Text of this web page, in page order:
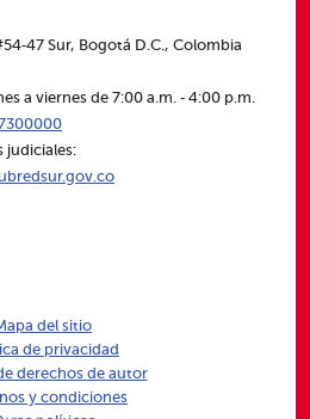
Sur, Bogotá D.C., Colombia
a viernes de 7:00 a.m. ‑ 4:00 p.m.
judiciales:
del sitio
de privacidad
derechos de autor
y condiciones